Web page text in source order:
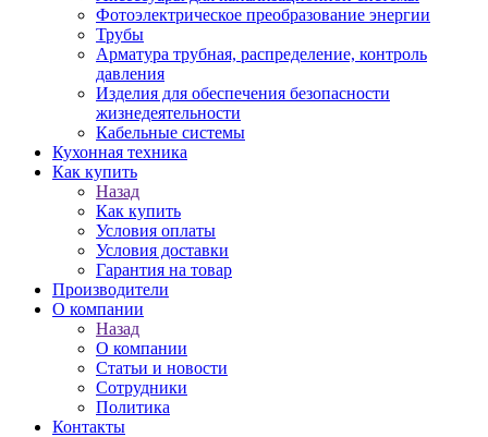
Фотоэлектрическое преобразование энергии
Трубы
Арматура трубная, распределение, контроль
давления
Изделия для обеспечения безопасности
жизнедеятельности
Кабельные системы
Кухонная техника
Как купить
Назад
Как купить
Условия оплаты
Условия доставки
Гарантия на товар
Производители
О компании
Назад
О компании
Статьи и новости
Сотрудники
Политика
Контакты